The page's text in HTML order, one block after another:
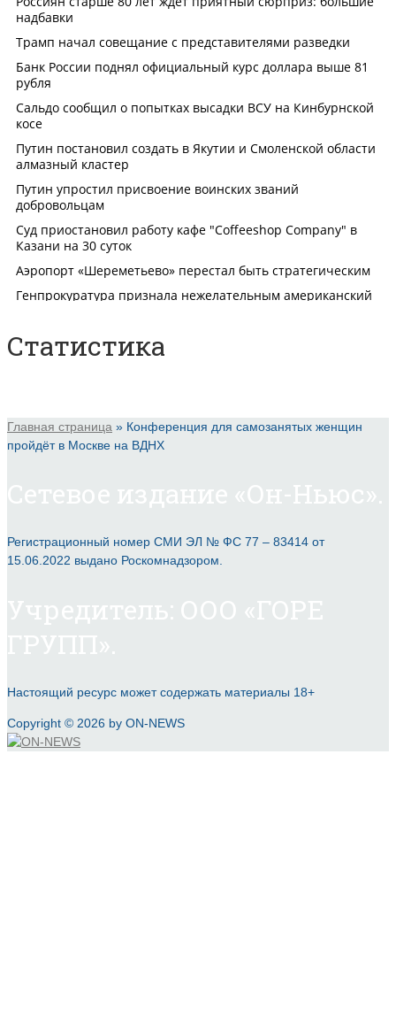
Статистика
Главная страница » Конференция для самозанятых женщин
пройдёт в Москве на ВДНХ
Регистрационный номер СМИ ЭЛ № ФС 77 – 83414 от
15.06.2022 выдано Роскомнадзором.
Настоящий ресурс может содержать материалы 18+
Copyright © 2026 by ON-NEWS